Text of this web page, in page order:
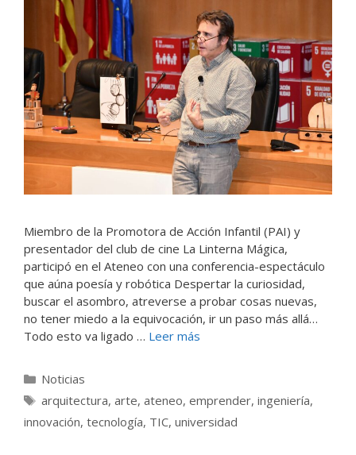
Miembro de la Promotora de Acción Infantil (PAI) y
presentador del club de cine La Linterna Mágica,
participó en el Ateneo con una conferencia-espectáculo
que aúna poesía y robótica Despertar la curiosidad,
buscar el asombro, atreverse a probar cosas nuevas,
no tener miedo a la equivocación, ir un paso más allá…
Todo esto va ligado … Leer más
Categorías
Noticias
Etiquetas
arquitectura, arte, ateneo, emprender, ingeniería,
innovación, tecnología, TIC, universidad